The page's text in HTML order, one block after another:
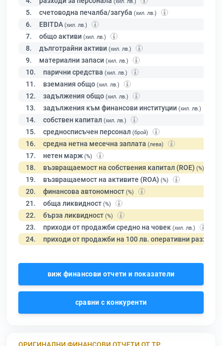
(хил. лв.)
5. счетоводна печалба/загуба (хил. лв.)
6. EBITDA (хил. лв.)
7. общо активи (хил. лв.)
8. дълготрайни активи (хил. лв.)
9. материални запаси (хил. лв.)
10. парични средства (хил. лв.)
11. вземания общо (хил. лв.)
12. задължения общо (хил. лв.)
13. задължения към финансови институции (хил. лв.)
14. собствен капитал (хил. лв.)
15. средносписъчен персонал (брой)
16. средна нетна месечна заплата (лева)
17. нетен марж (%)
18. възвращаемост на собствения капитал (ROE) (%)
19. възвращаемост на активите (ROA) (%)
20. финансова автономност (%)
21. обща ликвидност (%)
22. бърза ликвидност (%)
23. приходи от продажби средно на човек (хил. лв.)
24. приходи от продажби на 100 лв. оперативни разходи
виж финансови отчети и показатели
сравни с конкуренти